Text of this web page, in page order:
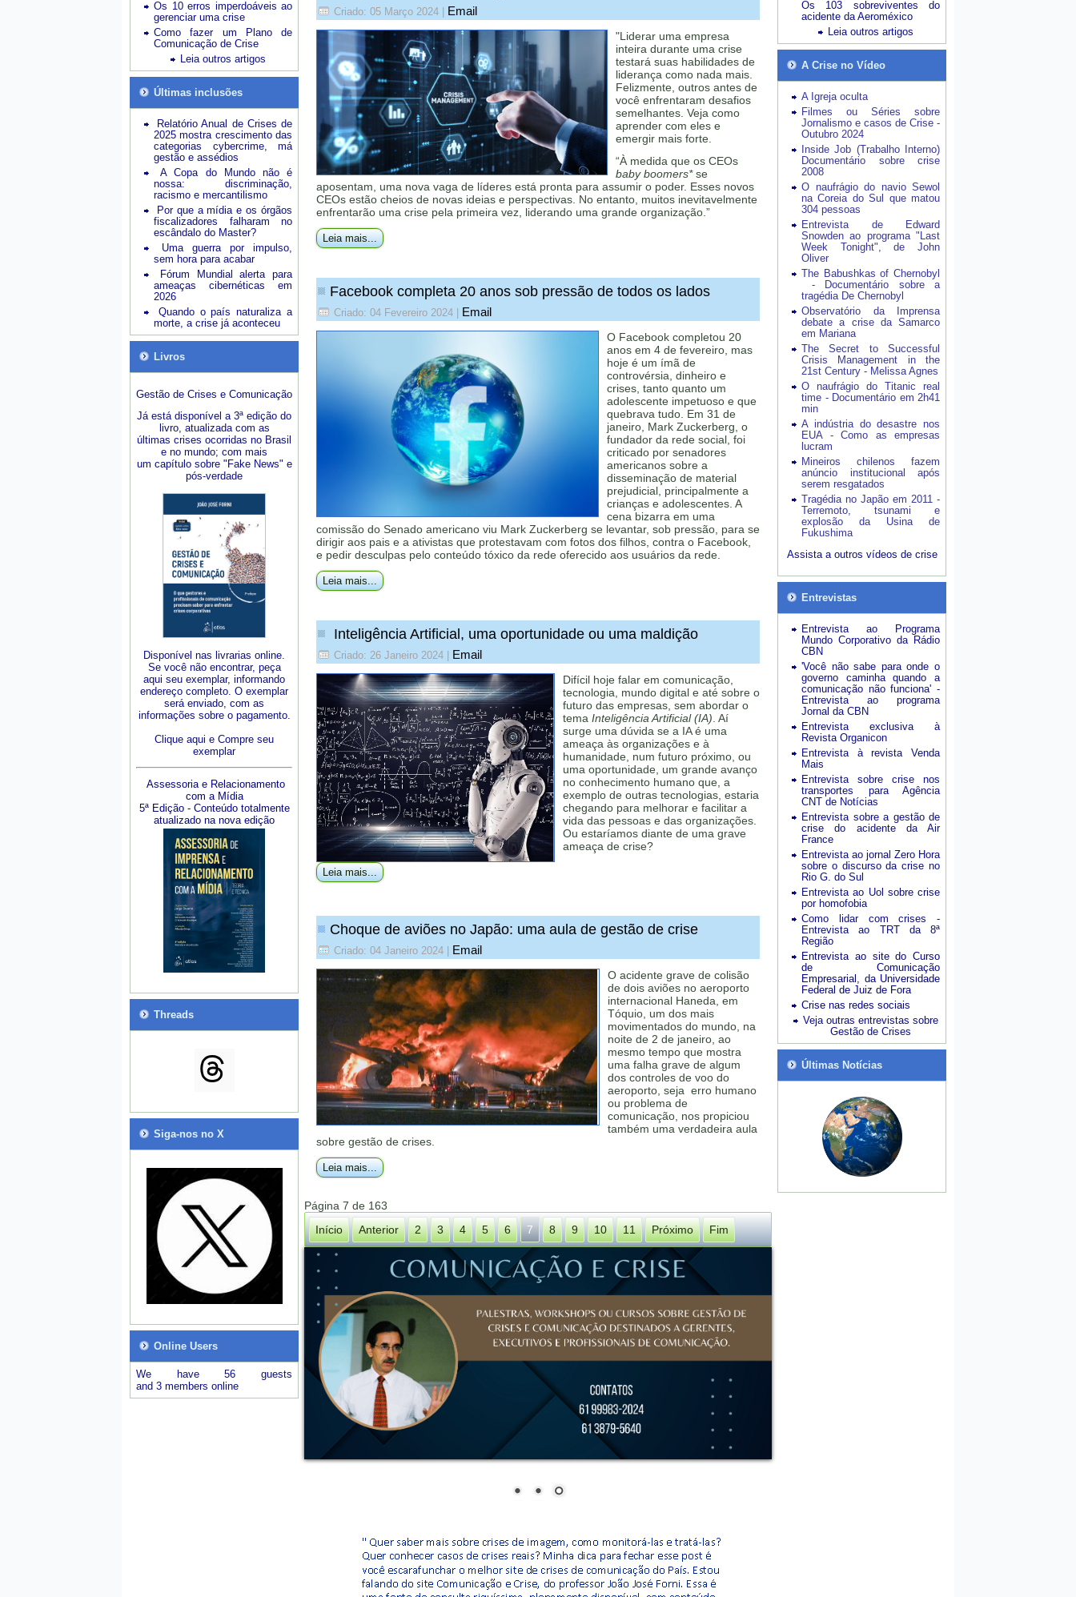
Os 10 erros imperdoáveis ao
gerenciar uma crise
Como fazer um Plano de
Comunicação de Crise
Leia outros artigos
Últimas inclusões
Relatório Anual de Crises de
2025 mostra crescimento das
categorias cybercrime, má
gestão e assédios
A Copa do Mundo não é
nossa: discriminação,
racismo e mercantilismo
Por que a mídia e os órgãos
fiscalizadores falharam no
escândalo do Master?
Uma guerra por impulso,
sem hora para acabar
Fórum Mundial alerta para
ameaças cibernéticas em
2026
Quando o país naturaliza a
morte, a crise já aconteceu
Livros
Gestão de Crises e Comunicação
Já está disponível a 3ª edição do
livro, atualizada com as
últimas crises ocorridas no Brasil
e no mundo; com mais
um capítulo sobre "Fake News" e
pós-verdade
Disponível nas livrarias online.
Se você não encontrar, peça
aqui seu exemplar, informando
endereço completo. O exemplar
será enviado, com as
informações sobre o pagamento.
Clique aqui e Compre seu
exemplar
Assessoria e Relacionamento
com a Mídia
5ª Edição - Conteúdo totalmente
atualizado na nova edição
Threads
Siga-nos no X
Online Users
We have 56 guests
and 3 members online
Criado: 05 Março 2024 Email
"Liderar uma empresa
inteira durante uma crise
testará suas habilidades de
liderança como nada mais.
Felizmente, outros antes de
você enfrentaram desafios
semelhantes. Veja como
aprender com eles e
emergir mais forte.
“À medida que os CEOs
baby boomers*se
aposentam, uma nova vaga de líderes está pronta para assumir o poder. Esses novos
CEOs estão cheios de novas ideias e perspectivas. No entanto, muitos inevitavelmente
enfrentarão uma crise pela primeira vez, liderando uma grande organização.”
Leia mais...
Facebook completa 20 anos sob pressão de todos os lados
Criado: 04 Fevereiro 2024 Email
O Facebook completou 20
anos em 4 de fevereiro, mas
hoje é um ímã de
controvérsia, dinheiro e
crises, tanto quanto um
adolescente impetuoso e que
quebrava tudo. Em 31 de
janeiro, Mark Zuckerberg, o
fundador da rede social, foi
criticado por senadores
americanos sobre a
disseminação de material
prejudicial, principalmente a
crianças e adolescentes. A
cena bizarra em uma
comissão do Senado americano viu Mark Zuckerberg se levantar, sob pressão, para se
dirigir aos pais e a ativistas que protestavam com fotos dos filhos, contra o Facebook,
e pedir desculpas pelo conteúdo tóxico da rede oferecido aos usuários da rede.
Leia mais...
Inteligência Artificial, uma oportunidade ou uma maldição
Criado: 26 Janeiro 2024 Email
Difícil hoje falar em comunicação,
tecnologia, mundo digital e até sobre o
futuro das empresas, sem abordar o
tema Inteligência Artificial (IA) . Aí
surge uma dúvida se a IA é uma
ameaça às organizações e à
humanidade, num futuro próximo, ou
uma oportunidade, um grande avanço
no conhecimento humano que, a
exemplo de outras tecnologias, estaria
chegando para melhorar e facilitar a
vida das pessoas e das organizações.
Ou estaríamos diante de uma grave
ameaça de crise?
Leia mais...
Choque de aviões no Japão: uma aula de gestão de crise
Criado: 04 Janeiro 2024 Email
O acidente grave de colisão
de dois aviões no aeroporto
internacional Haneda, em
Tóquio, um dos mais
movimentados do mundo, na
noite de 2 de janeiro, ao
mesmo tempo que mostra
uma falha grave de algum
dos controles de voo do
aeroporto, seja erro humano
ou problema de
comunicação, nos propiciou
também uma verdadeira aula
sobre gestão de crises.
Leia mais...
Página 7 de 163
Início
Anterior 2 3 4 5 6 7 8 9 10 11 Próximo Fim
Os 103 sobreviventes do
acidente da Aeroméxico
Leia outros artigos
A Crise no Vídeo
A Igreja oculta
Filmes ou Séries sobre
Jornalismo e casos de Crise -
Outubro 2024
Inside Job (Trabalho Interno)
Documentário sobre crise
2008
O naufrágio do navio Sewol
na Coreia do Sul que matou
304 pessoas
Entrevista de Edward
Snowden ao programa "Last
Week Tonight", de John
Oliver
The Babushkas of Chernobyl
- Documentário sobre a
tragédia De Chernobyl
Observatório da Imprensa
debate a crise da Samarco
em Mariana
The Secret to Successful
Crisis Management in the
21st Century - Melissa Agnes
O naufrágio do Titanic real
time - Documentário em 2h41
min
A indústria do desastre nos
EUA - Como as empresas
lucram
Mineiros chilenos fazem
anúncio institucional após
serem resgatados
Tragédia no Japão em 2011 -
Terremoto, tsunami e
explosão da Usina de
Fukushima
Assista a outros vídeos de crise
Entrevistas
Entrevista ao Programa
Mundo Corporativo da Rádio
CBN
'Você não sabe para onde o
governo caminha quando a
comunicação não funciona' -
Entrevista ao programa
Jornal da CBN
Entrevista exclusiva à
Revista Organicon
Entrevista à revista Venda
Mais
Entrevista sobre crise nos
transportes para Agência
CNT de Notícias
Entrevista sobre a gestão de
crise do acidente da Air
France
Entrevista ao jornal Zero Hora
sobre o discurso da crise no
Rio G. do Sul
Entrevista ao Uol sobre crise
por homofobia
Como lidar com crises -
Entrevista ao TRT da 8ª
Região
Entrevista ao site do Curso
de Comunicação
Empresarial, da Universidade
Federal de Juiz de Fora
Crise nas redes sociais
Veja outras entrevistas sobre
Gestão de Crises
Últimas Notícias